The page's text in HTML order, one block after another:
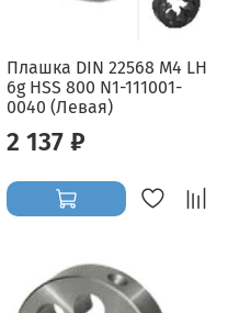
Плашка DIN 22568 M4 LH
6g HSS 800 N1-111001-
0040 (Левая)
2 137 ₽